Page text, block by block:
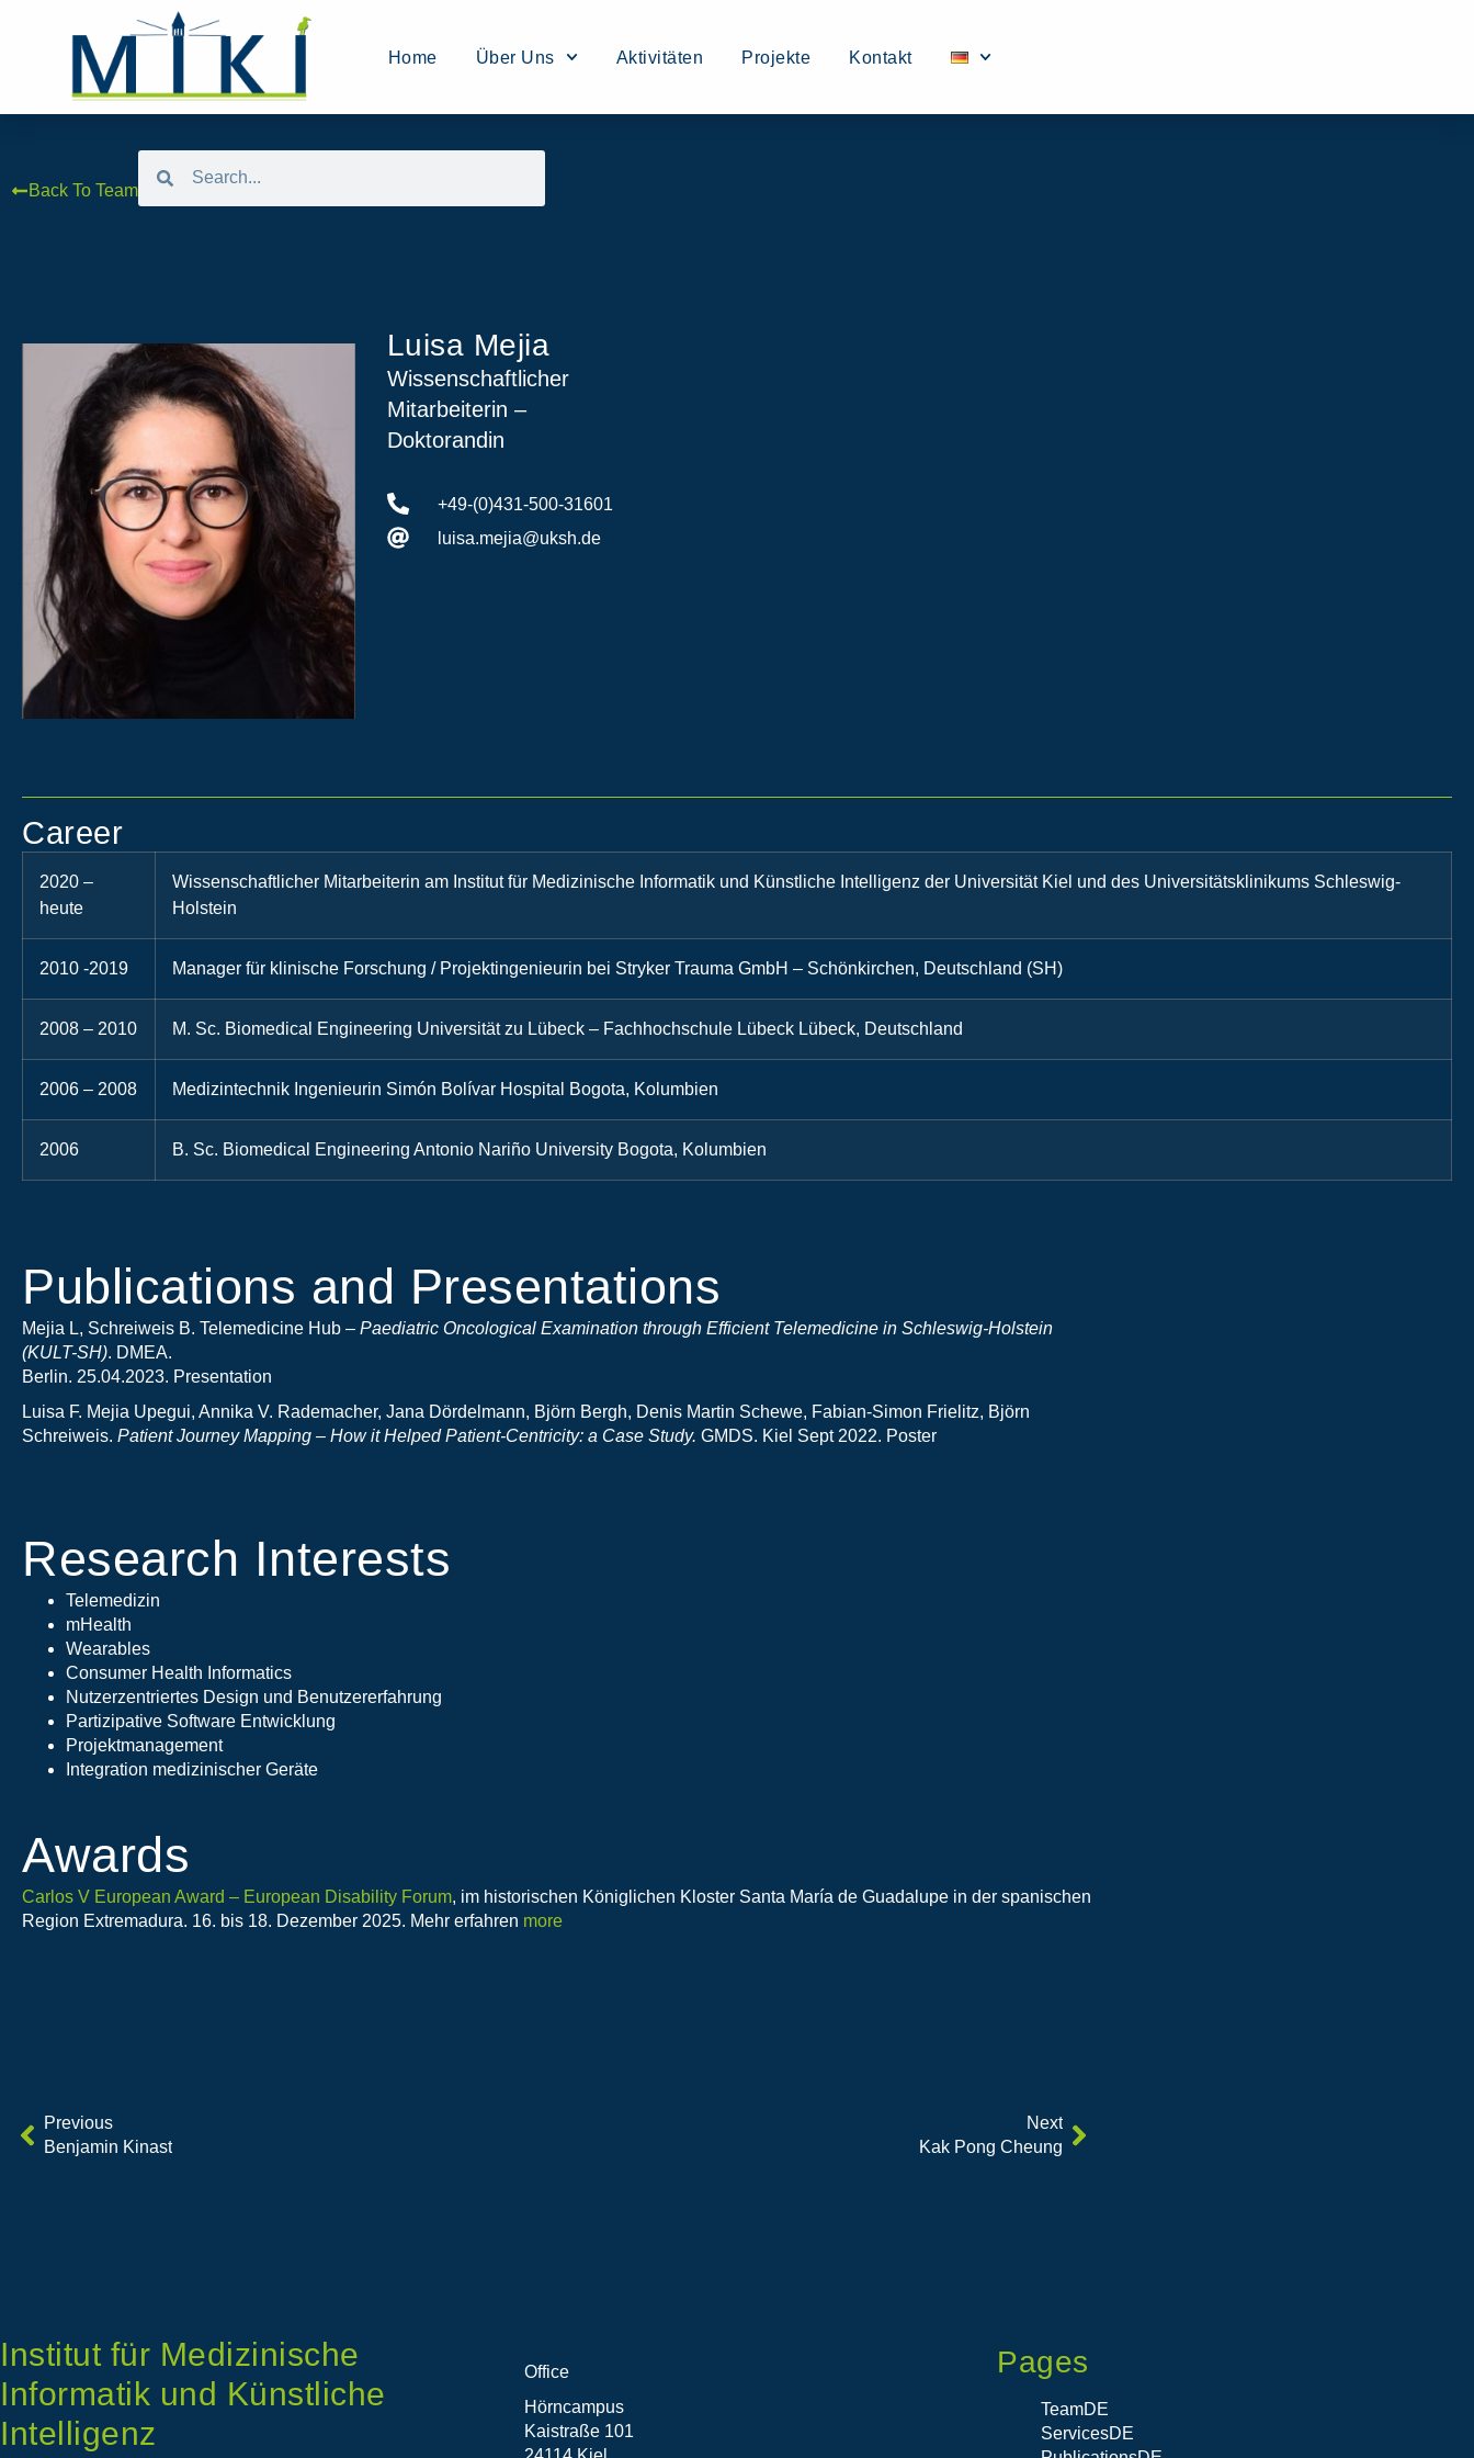
Home Über Uns Aktivitäten Projekte Kontakt
Back To Team
Luisa Mejia
Wissenschaftlicher
Mitarbeiterin –
Doktorandin
+49-(0)431-500-31601
luisa.mejia@uksh.de
Career
2020 –
heute
Wissenschaftlicher Mitarbeiterin am Institut für Medizinische Informatik und Künstliche Intelligenz der Universität Kiel und des Universitätsklinikums Schleswig-
Holstein
2010 -2019 Manager für klinische Forschung / Projektingenieurin bei Stryker Trauma GmbH – Schönkirchen, Deutschland (SH)
2008 – 2010 M. Sc. Biomedical Engineering Universität zu Lübeck – Fachhochschule Lübeck Lübeck, Deutschland
2006 – 2008 Medizintechnik Ingenieurin Simón Bolívar Hospital Bogota, Kolumbien
2006 B. Sc. Biomedical Engineering Antonio Nariño University Bogota, Kolumbien
Publications and Presentations
Mejia L, Schreiweis B. Telemedicine Hub – Paediatric Oncological Examination through Efficient Telemedicine in Schleswig-Holstein
(KULT-SH). DMEA.
Berlin. 25.04.2023. Presentation
Luisa F. Mejia Upegui, Annika V. Rademacher, Jana Dördelmann, Björn Bergh, Denis Martin Schewe, Fabian-Simon Frielitz, Björn
Schreiweis. Patient Journey Mapping – How it HelpedPatient-Centricity: a Case Study. GMDS. Kiel Sept 2022. Poster
Research Interests
Telemedizin
mHealth
Wearables
Consumer Health Informatics
Nutzerzentriertes Design und Benutzererfahrung
Partizipative Software Entwicklung
Projektmanagement
Integration medizinischer Geräte
Awards
Carlos V European Award – European Disability Forum, im historischen Königlichen Kloster Santa María de Guadalupe in der spanischen
Region Extremadura. 16. bis 18. Dezember 2025. Mehr erfahren more
Previous
Benjamin Kinast
Next
Kak Pong Cheung
Office
Hörncampus
Kaistraße 101
Pages
TeamDE
ServicesDE
Institut für Medizinische
Informatik und Künstliche
Intelligenz